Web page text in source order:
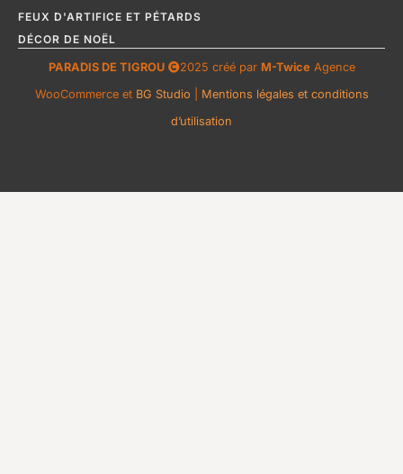
FEUX D'ARTIFICE ET PÉTARDS
DÉCOR DE NOËL
PARADIS DE TIGROU 2025 créé par M-Twice Agence
WooCommerce et BG Studio
Mentions légales et conditions
d’utilisation